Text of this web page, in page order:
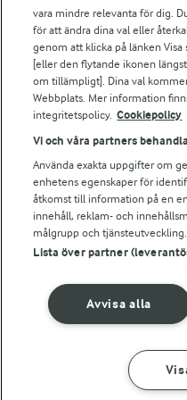
Bildbank
Följ oss
© 2026 Arla Foods
Integritetspolicy
vara mindre relevanta för dig.
för att ändra dina val eller
genom att klicka på länken
[eller den flytande ikonen
om tillämpligt]. Dina val
Webbplats. Mer information
integritetspolicy. Cookiepolicy
Vi och våra partners
Använda exakta uppgifter om
enhetens egenskaper för
åtkomst till information på en
innehåll, reklam- och
målgrupp och tjänsteutveckling.
Lista över partner
Avvisa alla